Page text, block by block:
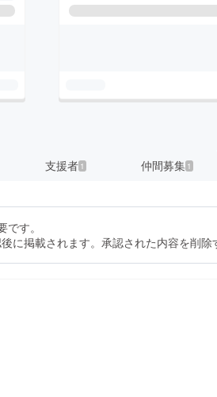
支援者 1 仲間募集 1
です。
に掲載されます。承認された内容を削除